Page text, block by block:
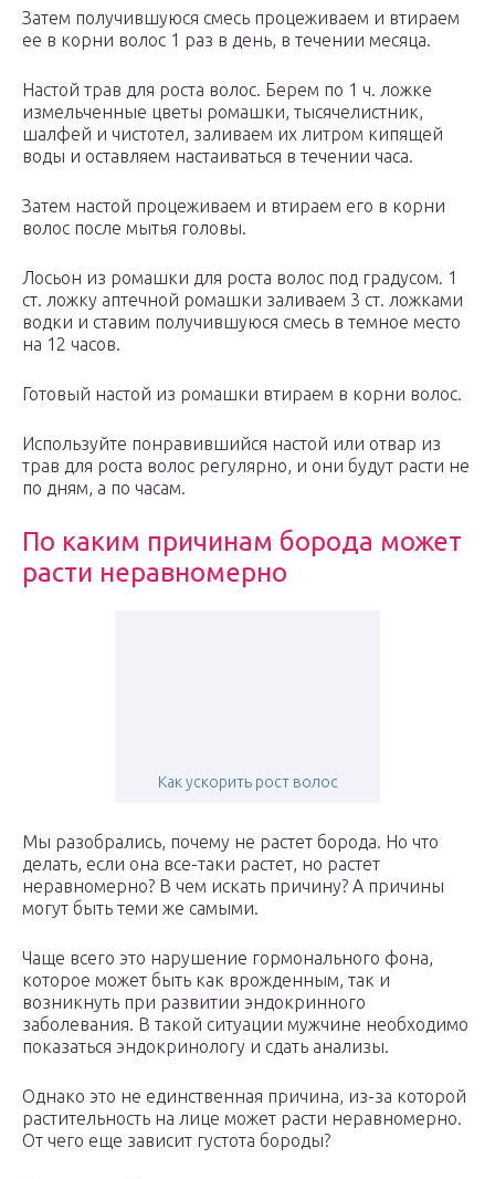
Затем получившуюся смесь процеживаем и втираем
ее в корни волос 1 раз в день, в течении месяца.
Настой трав для роста волос. Берем по 1 ч. ложке
измельченные цветы ромашки, тысячелистник,
шалфей и чистотел, заливаем их литром кипящей
воды и оставляем настаиваться в течении часа.
Затем настой процеживаем и втираем его в корни
волос после мытья головы.
Лосьон из ромашки для роста волос под градусом. 1
ст. ложку аптечной ромашки заливаем 3 ст. ложками
водки и ставим получившуюся смесь в темное место
на 12 часов.
Готовый настой из ромашки втираем в корни волос.
Используйте понравившийся настой или отвар из
трав для роста волос регулярно, и они будут расти не
по дням, а по часам.
По каким причинам борода может
расти неравномерно
Как ускорить рост волос
Мы разобрались, почему не растет борода. Но что
делать, если она все-таки растет, но растет
неравномерно? В чем искать причину? А причины
могут быть теми же самыми.
Чаще всего это нарушение гормонального фона,
которое может быть как врожденным, так и
возникнуть при развитии эндокринного
заболевания. В такой ситуации мужчине необходимо
показаться эндокринологу и сдать анализы.
Однако это не единственная причина, из-за которой
растительность на лице может расти неравномерно.
От чего еще зависит густота бороды?